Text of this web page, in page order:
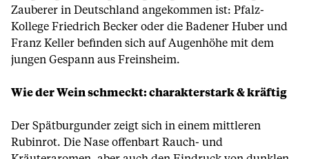
Zauberer in Deutschland angekommen ist: Pfalz-
Kollege Friedrich Becker oder die Badener Huber und
Franz Keller befinden sich auf Augenhöhe mit dem
jungen Gespann aus Freinsheim.
Wie der Wein schmeckt: charakterstark & kräftig
Der Spätburgunder zeigt sich in einem mittleren
Rubinrot. Die Nase offenbart Rauch- und